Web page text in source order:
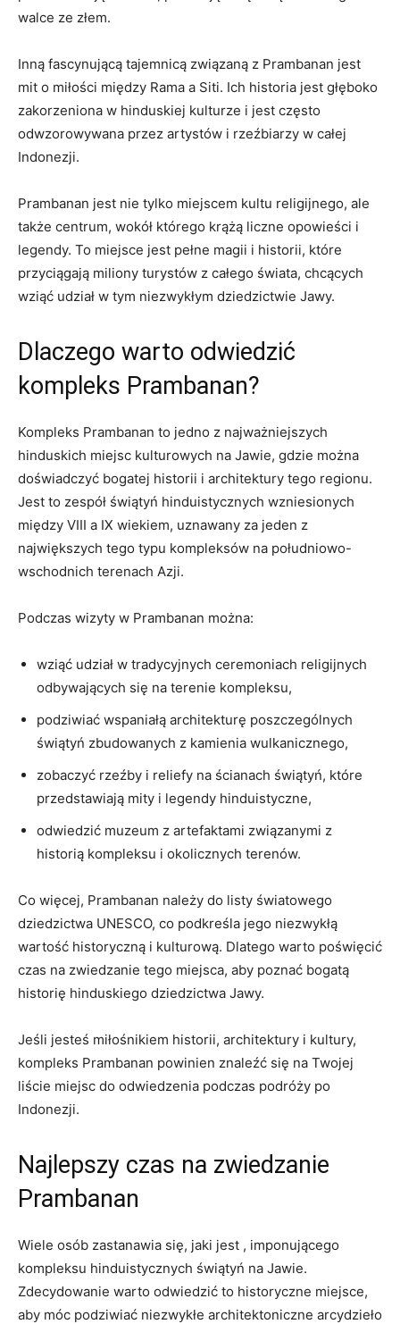
walce ze złem.
Inną fascynującą tajemnicą związaną z Prambanan jest
mit o miłości między Rama a Siti. Ich historia jest głęboko
zakorzeniona w hinduskiej kulturze i jest często
odwzorowywana przez artystów i rzeźbiarzy w całej
Indonezji.
Prambanan jest nie tylko miejscem kultu religijnego, ale
także centrum, wokół którego krążą liczne opowieści i
legendy. To miejsce jest pełne magii i historii, które
przyciągają miliony turystów z całego świata, chcących
wziąć udział w tym niezwykłym dziedzictwie Jawy.
Dlaczego warto odwiedzić
kompleks Prambanan?
Kompleks Prambanan to jedno z najważniejszych
hinduskich miejsc kulturowych na Jawie, gdzie można
doświadczyć bogatej historii i architektury tego regionu.
Jest to zespół świątyń hinduistycznych wzniesionych
między VIII a IX wiekiem, uznawany za jeden z
największych tego typu kompleksów na południowo-
wschodnich terenach Azji.
Podczas wizyty w Prambanan można:
wziąć udział w tradycyjnych ceremoniach religijnych
odbywających się na terenie kompleksu,
podziwiać wspaniałą architekturę poszczególnych
świątyń zbudowanych z kamienia wulkanicznego,
zobaczyć rzeźby i reliefy na ścianach świątyń, które
przedstawiają mity i legendy hinduistyczne,
odwiedzić muzeum z artefaktami związanymi z
historią kompleksu i okolicznych terenów.
Co więcej, Prambanan należy do listy światowego
dziedzictwa UNESCO, co podkreśla jego niezwykłą
wartość historyczną i kulturową. Dlatego warto poświęcić
czas na zwiedzanie tego miejsca, aby poznać bogatą
historię hinduskiego dziedzictwa Jawy.
Jeśli jesteś miłośnikiem historii, architektury i kultury,
kompleks Prambanan powinien znaleźć się na Twojej
liście miejsc do odwiedzenia podczas podróży po
Indonezji.
Najlepszy czas na zwiedzanie
Prambanan
Wiele osób zastanawia się, jaki jest , imponującego
kompleksu hinduistycznych świątyń na Jawie.
Zdecydowanie warto odwiedzić to historyczne miejsce,
aby móc podziwiać niezwykłe architektoniczne arcydzieło